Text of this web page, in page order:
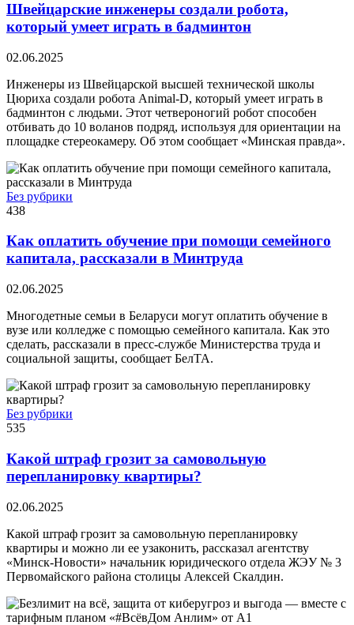
Швейцарские инженеры создали робота,
который умеет играть в бадминтон
02.06.2025
Инженеры из Швейцарской высшей технической школы
Цюриха создали робота Animal-D, который умеет играть в
бадминтон с людьми. Этот четвероногий робот способен
отбивать до 10 воланов подряд, используя для ориентации на
площадке стереокамеру. Об этом сообщает «Минская правда».
Без рубрики
438
Как оплатить обучение при помощи семейного
капитала, рассказали в Минтруда
02.06.2025
Многодетные семьи в Беларуси могут оплатить обучение в
вузе или колледже с помощью семейного капитала. Как это
сделать, рассказали в пресс-службе Министерства труда и
социальной защиты, сообщает БелТА.
Без рубрики
535
Какой штраф грозит за самовольную
перепланировку квартиры?
02.06.2025
Какой штраф грозит за самовольную перепланировку
квартиры и можно ли ее узаконить, рассказал агентству
«Минск-Новости» начальник юридического отдела ЖЭУ № 3
Первомайского района столицы Алексей Скалдин.